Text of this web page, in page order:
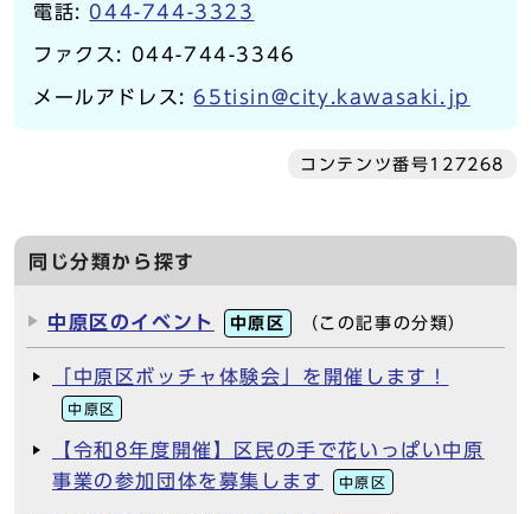
電話: 044-744-3323
ファクス: 044-744-3346
メールアドレス:65tisin@city.kawasaki.jp
コンテンツ番号127268
同じ分類から探す
中原区のイベント 中原区 （この記事の分類）
「中原区ボッチャ体験会」を開催します！
中原区
【令和8年度開催】区民の手で花いっぱい中原
事業の参加団体を募集します
中原区